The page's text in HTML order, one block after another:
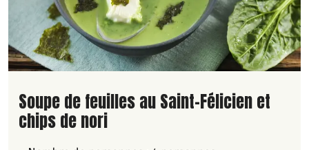
Lire la suite de la recette
Soupe de feuilles au Saint-Félicien et
chips de nori